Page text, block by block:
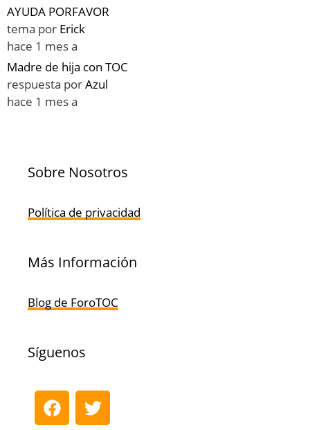
AYUDA PORFAVOR
tema por Erick
hace 1 mes a
Madre de hija con TOC
respuesta porAzul
hace 1 mes a
Sobre Nosotros
Política de privacidad
Más Información
Blog de ForoTOC
Síguenos